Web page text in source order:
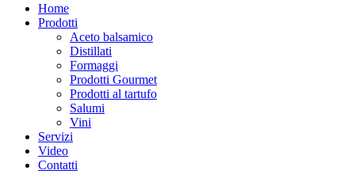
Home
Prodotti
Aceto balsamico
Distillati
Formaggi
Prodotti Gourmet
Prodotti al tartufo
Salumi
Vini
Servizi
Video
Contatti